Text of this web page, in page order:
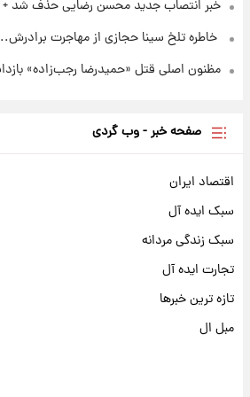
خبر انتصاب جدید محسن رضایی حذف شد +
خاطره تلخ سینا حجازی از مهاجرت برادرش../
مظنون اصلی قتل «حمیدرضا رجب‌زاده»
صفحه خبر - وب گردی
اقتصاد ایران
سبک ایده آل
سبک زندگی مردانه
تجارت ایده آل
تازه ترین خبرها
مبل ال